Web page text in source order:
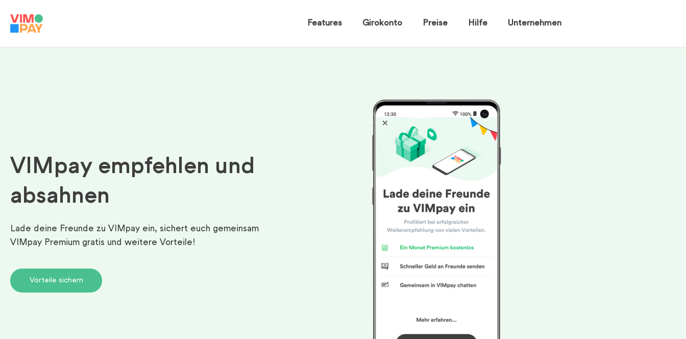
Features Girokonto Preise Hilfe Unternehmen
VIMpay empfehlen und
absahnen
Lade deine Freunde zu VIMpay ein, sichert euch gemeinsam
VIMpay Premium gratis und weitere Vorteile!
Vorteile sichern